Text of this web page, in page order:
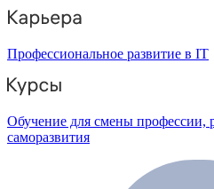
Профессиональное развитие в IT
Обучение для смены профессии,
саморазвития